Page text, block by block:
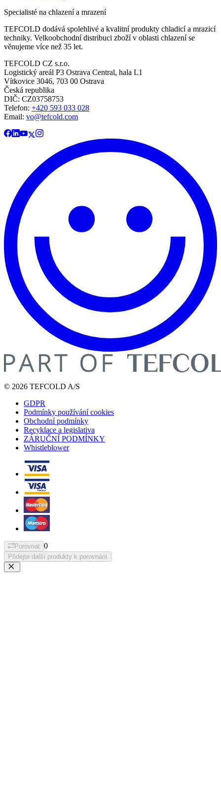
Specialisté na chlazení a mrazení
TEFCOLD dodává spolehlivé a kvalitní produkty chladicí a mrazicí
techniky. Velkoobchodní distribuci zboží v oblasti chlazení se
věnujeme více než 35 let.
TEFCOLD CZ s.r.o.
Logistický areál P3 Ostrava Central, hala L1
Vítkovice 3046, 703 00 Ostrava
Česká republika
DIČ: CZ03758753​​​​​​
Telefon: +420 593 033 028
Email: vo@tefcold.com
© 2026 TEFCOLD A/S
GDPR
Podmínky používání cookies
Obchodní podmínky
Recyklace a legislativa
ZÁRUČNÍ PODMÍNKY
Whistleblower
Porovnat 0
Přidejte další produkty k porovnání